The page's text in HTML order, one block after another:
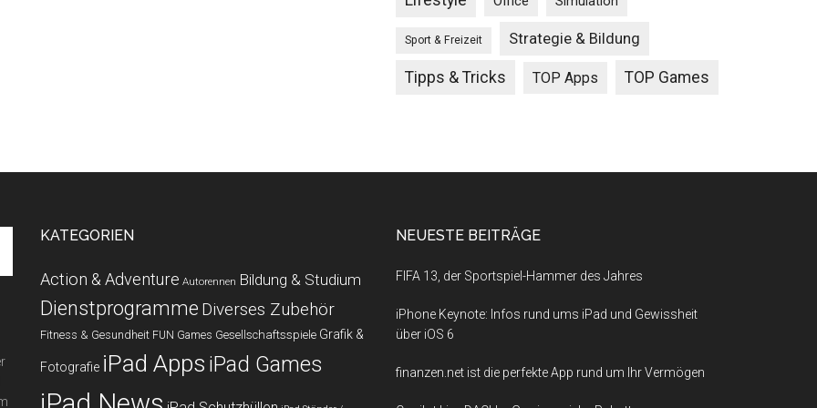
Sport & Freizeit Strategie & Bildung
Tipps & Tricks TOP Apps TOP Games
KATEGORIEN
Action & Adventure Autorennen Bildung & Studium
Dienstprogramme Diverses Zubehör
Fitness & Gesundheit FUN Games Gesellschaftsspiele Grafik &
Fotografie iPad Apps iPad Games
NEUESTE BEITRÄGE
FIFA 13, der Sportspiel-Hammer des Jahres
iPhone Keynote: Infos rund ums iPad und Gewissheit
über iOS 6
finanzen.net ist die perfekte App rund um Ihr Vermögen